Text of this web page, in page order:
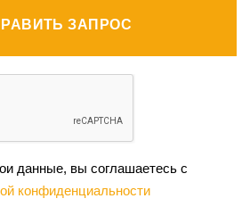
ЗАПРОС
данные, вы соглашаетесь с
конфиденциальности